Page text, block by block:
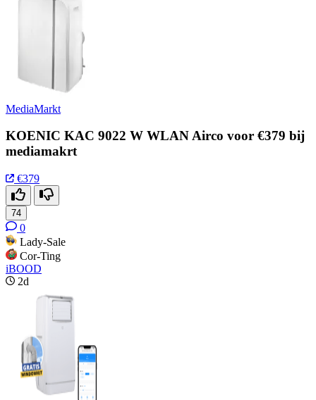
MediaMarkt
KOENIC KAC 9022 W WLAN Airco voor €379 bij
mediamakrt
€379
74
0
Lady-Sale
Cor-Ting
iBOOD
2d